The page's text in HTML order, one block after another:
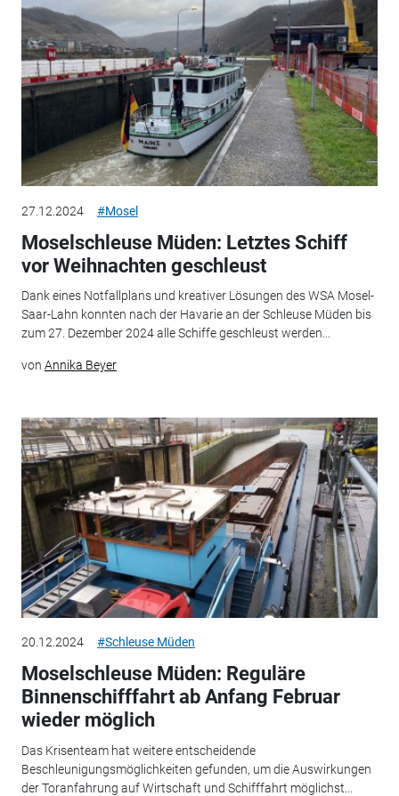
27.12.2024 #Mosel
Moselschleuse Müden: Letztes Schiff
vor Weihnachten geschleust
Dank eines Notfallplans und kreativer Lösungen des WSA Mosel-
Saar-Lahn konnten nach der Havarie an der Schleuse Müden bis
zum 27. Dezember 2024 alle Schiffe geschleust werden...
von Annika Beyer
20.12.2024 #Schleuse Müden
Moselschleuse Müden: Reguläre
Binnenschifffahrt ab Anfang Februar
wieder möglich
Das Krisenteam hat weitere entscheidende
Beschleunigungsmöglichkeiten gefunden, um die Auswirkungen
der Toranfahrung auf Wirtschaft und Schifffahrt möglichst...